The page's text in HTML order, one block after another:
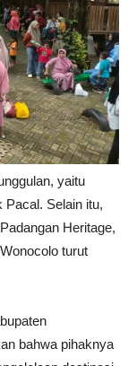
yaitu
Pacal. Selain itu,
Heritage,
turut
bahwa pihaknya